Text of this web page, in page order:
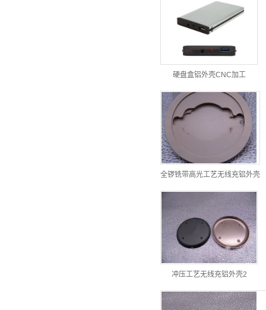
硬盘盒铝外壳CNC加工
全锣铣带高光工艺无线充铝外壳
冲压工艺无线充铝外壳2